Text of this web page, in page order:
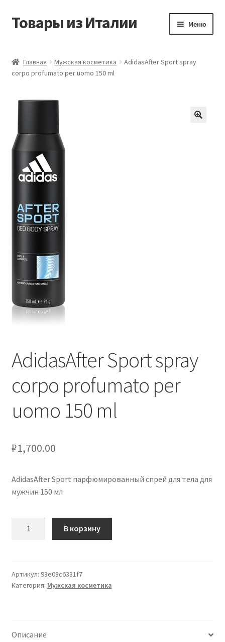
Перейти
Перейти
Товары из Италии Меню
Виды доставки
Контакты
Корзина
Магазин
Мой аккаунт
Оставить отзыв
Оформление заказа
Скидки
Сотрудничество
Главная Мужская косметика
AdidasAfter Sport spray
corpo profumato per uomo 150 ml
AdidasAfter Sport spray
corpo profumato per
uomo 150 ml
₽1,700.00
AdidasAfter Sport парфюмированный спрей для тела для
мужчин 150 мл
spray
corpo
150
В корзину
Артикул: 93e08c6331f7
Категория: Мужская косметика
Описание